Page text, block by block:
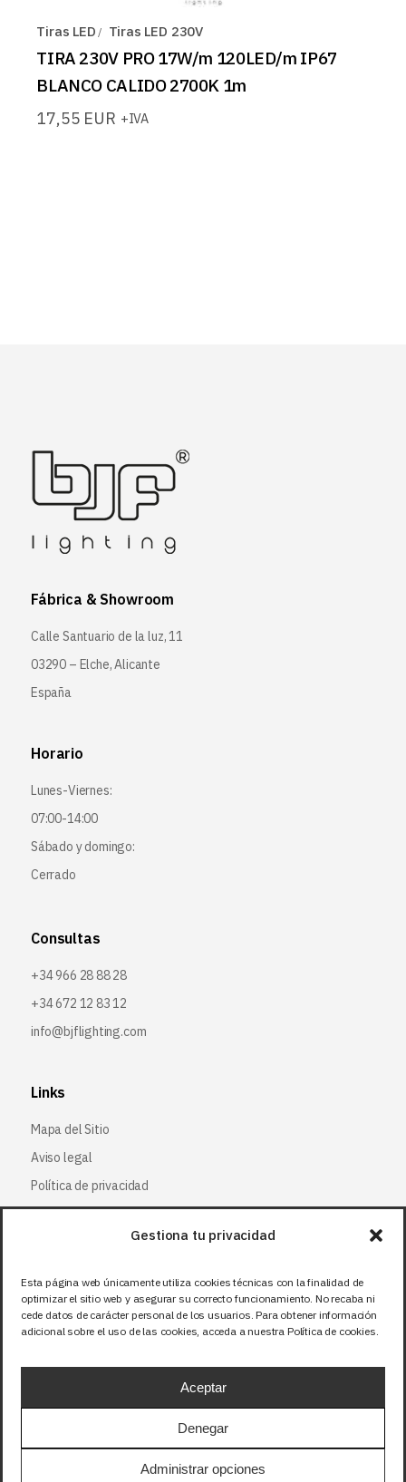
Gestiona tu privacidad
Esta página web únicamente utiliza cookies técnicas con la finalidad de
optimizar el sitio web y asegurar su correcto funcionamiento. No recaba ni
cede datos de carácter personal de los usuarios. Para obtener información
adicional sobre el uso de las cookies, acceda a nuestra Política de cookies.
Aceptar
Denegar
Administrar opciones
Tiras LED Tiras LED 230V
TIRA 230V PRO 17W/m 120LED/m IP67
BLANCO CALIDO 2700K 1m
17,55 EUR +IVA
Fábrica & Showroom
Calle Santuario de la luz, 11
03290 – Elche, Alicante
España
Horario
Lunes-Viernes:
07:00-14:00
Sábado y domingo:
Cerrado
Consultas
+34 966 28 88 28
+34 672 12 83 12
info@bjflighting.com
Links
Mapa del Sitio
Aviso legal
Política de privacidad
Política de cookies
Síguenos
Facebook
X (Twitter)
Instagram
Precios sin IVA (21%). Tasa RAEE incluida en